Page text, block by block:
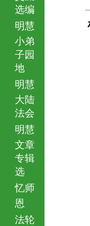
选编
明慧
小弟
子园
地
明慧
大陆
法会
明慧
文章
专辑
选
忆师
恩
法轮